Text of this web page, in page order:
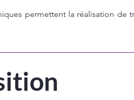
permettent la réalisation de